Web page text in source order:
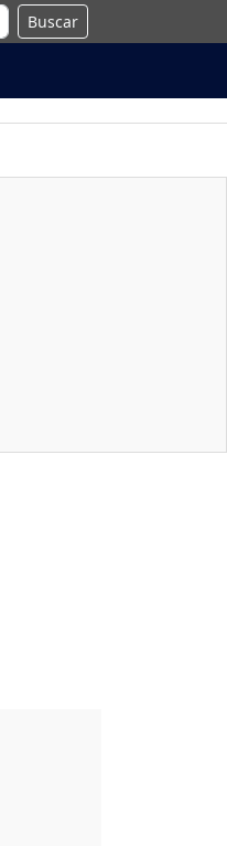
Buscar